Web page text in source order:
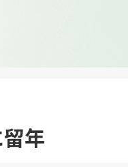
年